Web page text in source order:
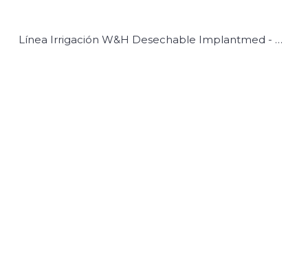
Línea Irrigación W&H Desechable Implantmed - Piezomed 6u